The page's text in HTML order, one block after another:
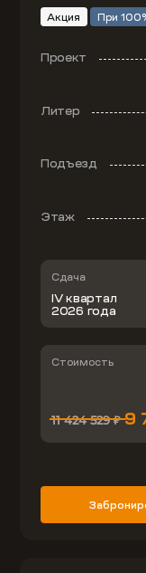
Акция При
Проект
Литер
Подъезд
Этаж
Сдача
IV квартал
2026 года
Стоимость
11 424 529 ₽9